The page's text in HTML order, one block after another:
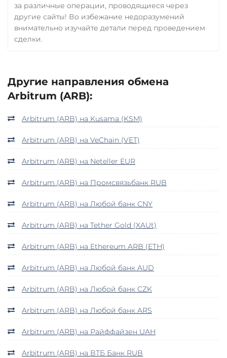
за различные операции, проводящиеся через
другие сайты! Во избежание недоразумений
внимательно изучайте детали перед проведением
сделки.
Другие направления обмена
Arbitrum (ARB):
Arbitrum (ARB) на Kusama (KSM)
Arbitrum (ARB) на VeChain (VET)
Arbitrum (ARB) на Neteller EUR
Arbitrum (ARB) на Промсвязьбанк RUB
Arbitrum (ARB) на Любой банк CNY
Arbitrum (ARB) на Tether Gold (XAUt)
Arbitrum (ARB) на Ethereum ARB (ETH)
Arbitrum (ARB) на Любой банк AUD
Arbitrum (ARB) на Любой банк CZK
Arbitrum (ARB) на Любой банк ARS
Arbitrum (ARB) на Райффайзен UAH
Arbitrum (ARB) на ВТБ Банк RUB